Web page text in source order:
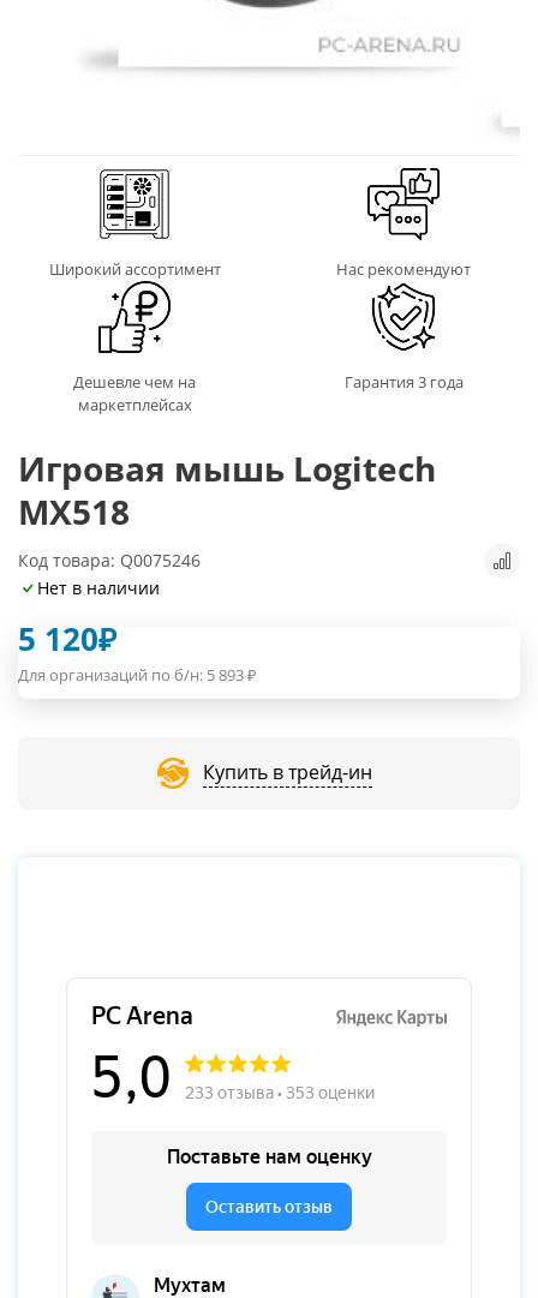
Широкий ассортимент Нас рекомендуют
Дешевле чем на
маркетплейсах
Гарантия 3 года
Игровая мышь Logitech
MX518
Код товара: Q0075246
Нет в наличии
5 120₽
Для организаций по б/н: 5 893₽
Купить в трейд-ин